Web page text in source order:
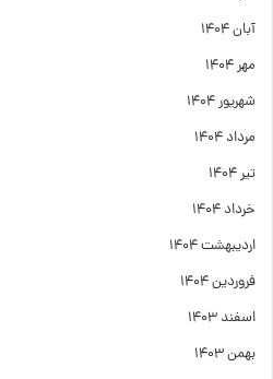
آبان ۱۴۰۴
مهر ۱۴۰۴
شهریور ۱۴۰۴
مرداد ۱۴۰۴
تیر ۱۴۰۴
خرداد ۱۴۰۴
اردیبهشت ۱۴۰۴
فروردین ۱۴۰۴
اسفند ۱۴۰۳
بهمن ۱۴۰۳